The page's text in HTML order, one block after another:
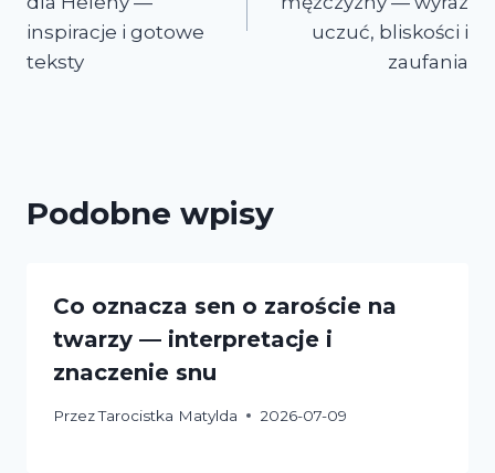
inspiracje i gotowe
teksty
uczuć, bliskości i
zaufania
Podobne wpisy
Co oznacza sen o zaroście na
twarzy — interpretacje i
znaczenie snu
PrzezTarocistka Matylda 2026-07-09